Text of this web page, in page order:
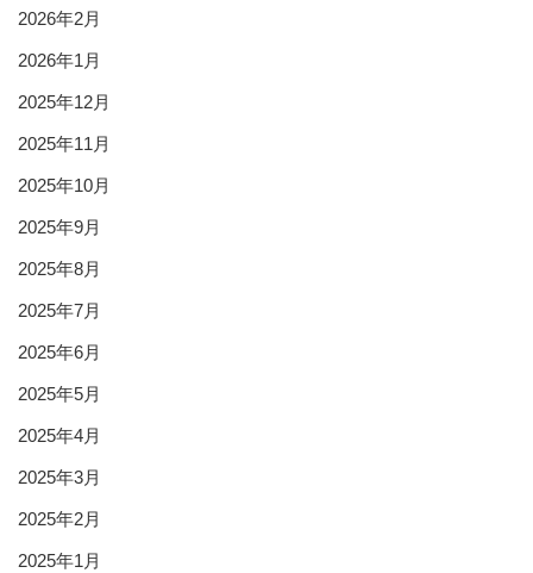
2026年2月
2026年1月
2025年12月
2025年11月
2025年10月
2025年9月
2025年8月
2025年7月
2025年6月
2025年5月
2025年4月
2025年3月
2025年2月
2025年1月